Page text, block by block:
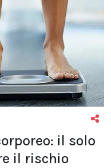
il solo
il rischio